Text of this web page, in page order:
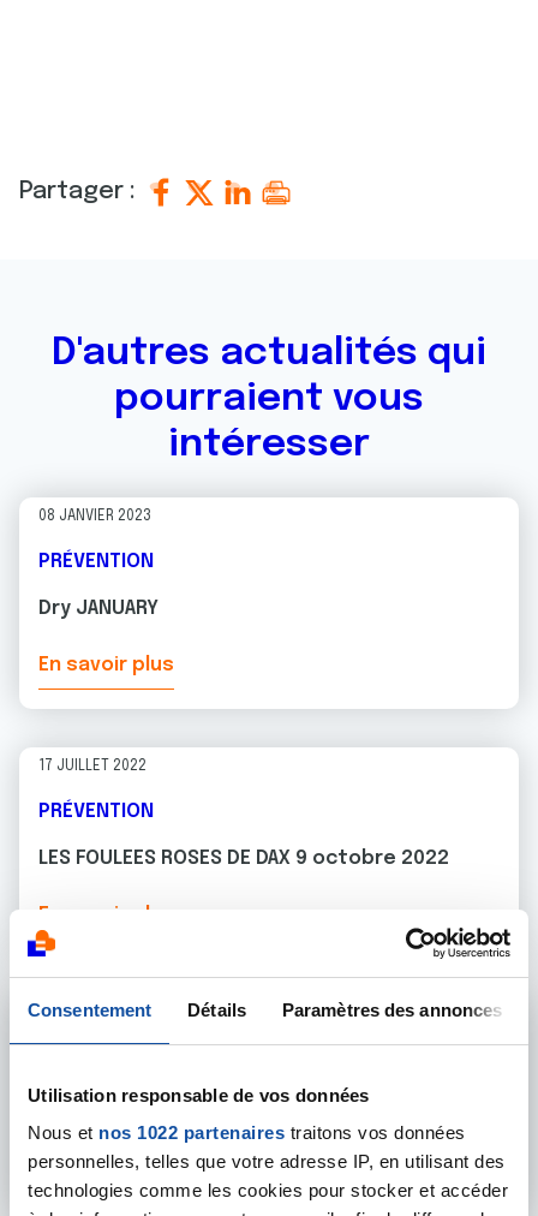
Consentement Détails Paramètres des annonces
Utilisation responsable de vos données
Nous et nos 1022 partenaires traitons vos données
personnelles, telles que votre adresse IP, en utilisant des
technologies comme les cookies pour stocker et accéder
Partager :
D'autres actualités qui
pourraient vous
intéresser
08 JANVIER 2023
PRÉVENTION
Dry JANUARY
En savoir plus
17 JUILLET 2022
PRÉVENTION
LES FOULEES ROSES DE DAX 9 octobre 2022
En savoir plus
16 FÉVRIER 2022
côlon tour Sabres
En savoir plus